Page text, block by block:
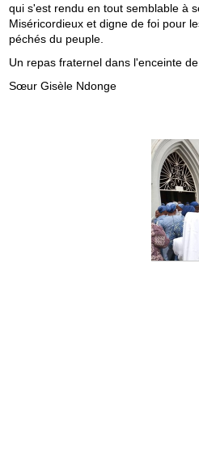
qui s'est rendu en tout semblable à
Miséricordieux et digne de foi pour
péchés du peuple.
Un repas fraternel dans l'enceinte
Sœur Gisèle Ndonge